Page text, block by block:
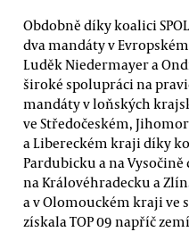
Obdobně díky koalici
dva mandáty v
Luděk Niedermayer a
široké spolupráci na
mandáty v loňských
ve Středočeském,
a Libereckém kraji díky
Pardubicku a na Vysočině
na Královéhradecku a
a v Olomouckém kraji ve
získala TOP 09 napříč